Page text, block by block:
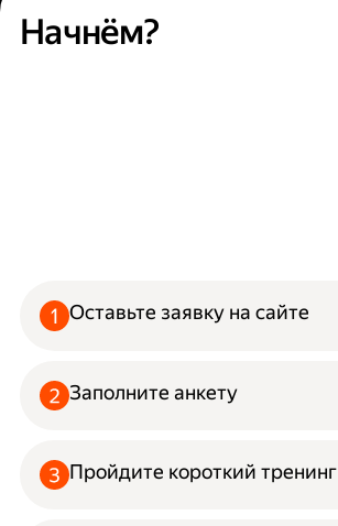
Начнём?
Оставьте заявку на сайте
Заполните анкету
Пройдите короткий тренинг